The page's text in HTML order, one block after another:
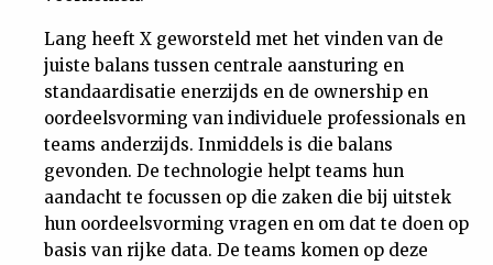
Lang heeft X geworsteld met het vinden van de
juiste balans tussen centrale aansturing en
standaardisatie enerzijds en de ownership en
oordeelsvorming van individuele professionals en
teams anderzijds. Inmiddels is die balans
gevonden. De technologie helpt teams hun
aandacht te focussen op die zaken die bij uitstek
hun oordeelsvorming vragen en om dat te doen op
basis van rijke data. De teams komen op deze